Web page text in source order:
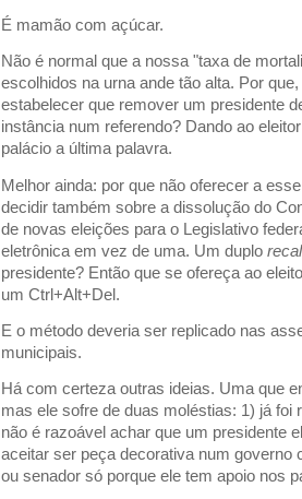
É mamão com açúcar.
Não é normal que a nossa "taxa de
escolhidos na urna ande tão alta. Por
estabelecer que remover um presidente
instância num referendo? Dando ao
palácio a última palavra.
Melhor ainda: por que não oferecer a
decidir também sobre a dissolução do
de novas eleições para o Legislativo
eletrônica em vez de uma. Um duplo
presidente? Então que se ofereça ao
um Ctrl+Alt+Del.
E o método deveria ser replicado nas
municipais.
Há com certeza outras ideias. Uma que
mas ele sofre de duas moléstias: 1) já foi
não é razoável achar que um presidente
aceitar ser peça decorativa num governo
ou senador só porque ele tem apoio nos